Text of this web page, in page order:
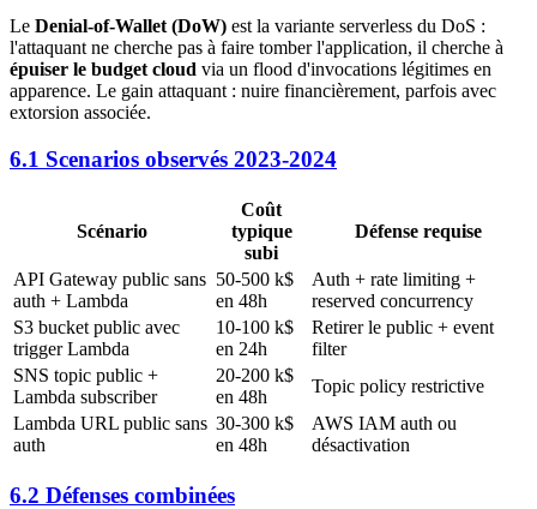
Le Denial-of-Wallet (DoW) est la variante serverless du DoS :
l'attaquant ne cherche pas à faire tomber l'application, il cherche à
épuiser le budget cloud via un flood d'invocations légitimes en
apparence. Le gain attaquant : nuire financièrement, parfois avec
extorsion associée.
6.1 Scenarios observés 2023-2024
Scénario
Coût
typique
subi
Défense requise
API Gateway public sans
auth + Lambda
50-500 k$
en 48h
Auth + rate limiting +
reserved concurrency
S3 bucket public avec
trigger Lambda
10-100 k$
en 24h
Retirer le public + event
filter
SNS topic public +
Lambda subscriber
20-200 k$
en 48h
Topic policy restrictive
Lambda URL public sans
auth
30-300 k$
en 48h
AWS IAM auth ou
désactivation
6.2 Défenses combinées